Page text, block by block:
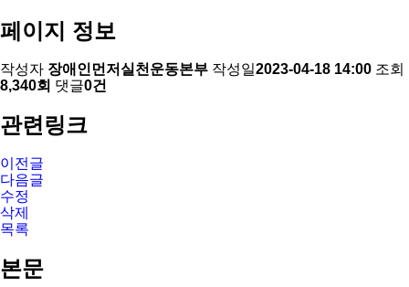
페이지 정보
작성자 장애인먼저실천운동본부 작성일2023-04-18 14:00 조회
8,340회 댓글0건
관련링크
이전글
다음글
수정
삭제
목록
본문